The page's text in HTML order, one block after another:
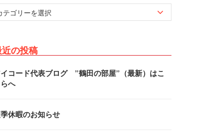
の投稿
コード代表ブログ ”鶴田の部屋”（最新）はこ
へ
休暇のお知らせ